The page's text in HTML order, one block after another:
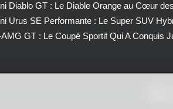
Diablo GT : Le Diable Orange au Cœur
Urus SE Performante : Le Super SUV
GT : Le Coupé Sportif Qui A Conquis